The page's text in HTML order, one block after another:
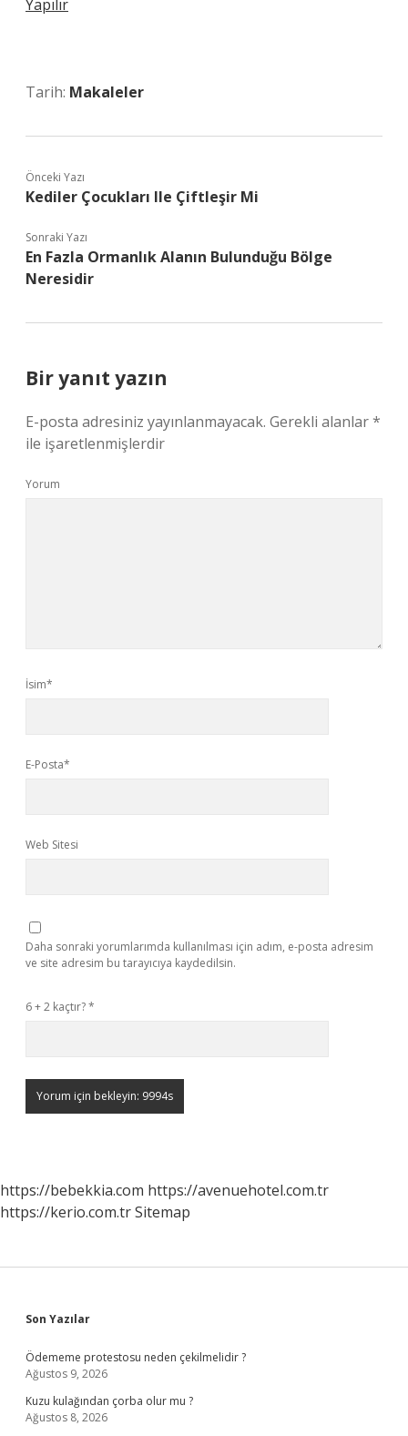
Yapılır
Tarih: Makaleler
Önceki Yazı
Kediler Çocukları Ile Çiftleşir Mi
Sonraki Yazı
En Fazla Ormanlık Alanın Bulunduğu Bölge
Neresidir
Bir yanıt yazın
E-posta adresiniz yayınlanmayacak. Gerekli alanlar*
ile işaretlenmişlerdir
Yorum
İsim*
E-Posta*
Web Sitesi
Daha sonraki yorumlarımda kullanılması için adım, e-posta adresim
ve site adresim bu tarayıcıya kaydedilsin.
6 + 2 kaçtır?*
https://bebekkia.com https://avenuehotel.com.tr
https://kerio.com.trSitemap
Sidebar
Son Yazılar
Ödememe protestosu neden çekilmelidir ?
Ağustos 9, 2026
Kuzu kulağından çorba olur mu ?
Ağustos 8, 2026